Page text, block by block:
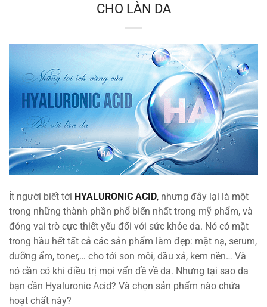
CHO LÀN DA
Ít người biết tới HYALURONIC ACID, nhưng đây lại là một
trong những thành phần phổ biến nhất trong mỹ phẩm, và
đóng vai trò cực thiết yếu đối với sức khỏe da. Nó có mặt
trong hầu hết tất cả các sản phẩm làm đẹp: mặt nạ, serum,
dưỡng ẩm, toner,… cho tới son môi, dầu xả, kem nền… Và
nó cần có khi điều trị mọi vấn đề về da. Nhưng tại sao da
bạn cần Hyaluronic Acid? Và chọn sản phẩm nào chứa
hoạt chất này?